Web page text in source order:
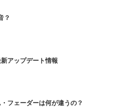
？
アップデート情報
フェーダーは何が違うの？